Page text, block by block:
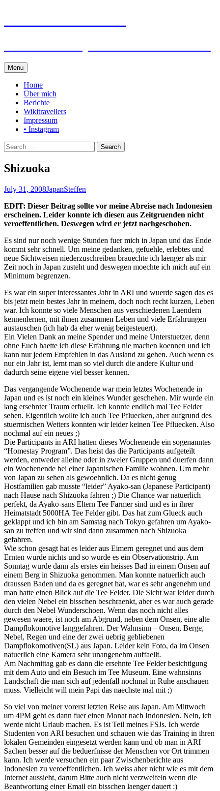
Menu Skip
to
content
Home
Über mich
Berichte
Wikitravellers
Impressum
• Instagram
Search
for:
Shizuoka
July 31, 2008JapanSteffen
EDIT: Dieser Beitrag sollte vor meine Abreise nach Indonesien
erscheinen. Leider konnte ich diesen aus Zeitgruenden nicht
veroeffentlichen. Deswegen wird er jetzt nachgeschoben.
Es sind nur noch wenige Stunden fuer mich in Japan und das Ende
kommt sehr schnell. Um meine gedanken, gefuehle, erlebtes und
neue Sichtweisen niederzuschreiben brauechte ich laenger als mir
Zeit noch in Japan zusteht und deswegen moechte ich mich auf ein
Minimum begrenzen.
Es war ein super interessantes Jahr in ARI und wuerde sagen das es
bis jetzt mein bestes Jahr in meinem, doch noch recht kurzen, Leben
war. Ich konnte so viele Menschen aus verschiedenen Laendern
kennenlernen, mit ihnen zusammen Leben und viele Erfahrungen
austauschen (ich hab da eher wenig beigesteuert).
Ein Vielen Dank an meine Spender und meine Unterstuetzer, denn
ohne Euch haette ich diese Erfahrung nie machen koennen und ich
kann nur jedem Empfehlen in das Ausland zu gehen. Auch wenn es
nur ein Jahr ist, lernt man so viel durch die andere Kultur und
dadurch seine eigene viel besser kennen.
Das vergangende Wochenende war mein letztes Wochenende in
Japan und es ist noch ein kleines Wunder geschehen. Mir wurde ein
lang ersehnter Traum erfuellt. Ich konnte endlich mal Tee Felder
sehen. Eigentlich wollte ich auch Tee Pfluecken, aber aufgrund des
stuermischen Wetters konnten wir leider keinen Tee Pfluecken. Also
nochmal auf ein neues ;)
Die Participants in ARI hatten dieses Wochenende ein sogenanntes
“Homestay Program”. Das heist das die Participants aufgeteilt
werden, entweder alleine oder in zweier Gruppen und duerfen dann
ein Wochenende bei einer Japanischen Familie wohnen. Um mehr
von Japan zu sehen als gewoehnlich. Da es nicht genug
Hostfamilien gab musste “leider” Ayako-san (Japanese Participant)
nach Hause nach Shizuoka fahren ;) Die Chance war natuerlich
perfekt, da Ayako-sans Eltern Tee Farmer sind und es in ihrer
Heimatstadt 5000HA Tee Felder gibt. Das hat zum Glueck auch
geklappt und ich bin am Samstag nach Tokyo gefahren um Ayako-
san zu treffen und wir sind dann zusammen nach Shizuoka
gefahren.
Wie schon gesagt hat es leider aus Eimern geregnet und aus dem
Ernten wurde nichts und so wurde es ein Observationstrip. Am
Sonntag wurde dann als erstes ein heisses Bad in einem Onsen auf
einem Berg in Shizuoka genommen. Man konnte natuerlich auch
draussen Baden und da es geregnet hat, war es sehr angenehm und
man hatte einen Blick auf die Tee Felder. Die Sicht war leider durch
den vielen Nebel ein bisschen beschraenkt, aber es war auch gerade
durch den Nebel Wunderschoen. Wenn das noch nicht alles
gewesen waere, ist noch am Abgrund, neben dem Onsen, eine alte
Dampflokomotive langgefahren. Der Wahnsinn – Onsen, Berge,
Nebel, Regen und eine der zwei uebrig gebliebenen
Dampflokomotiven(SL) aus Japan. Leider kein Foto, da im Onsen
natuerlich eine Kamera sehr unangenehm auffaellt.
Am Nachmittag gab es dann die ersehnte Tee Felder besichtigung
mit dem Auto und ein Besuch im Tee Museum. Eine wahnsinns
Landschaft die man sich auf jedenfall nochmal in Ruhe anschauen
muss. Vielleicht will mein Papi das naechste mal mit ;)
So viel von meiner vorerst letzten Reise aus Japan. Am Mittwoch
um 4PM geht es dann fuer einen Monat nach Indonesien. Nein, ich
werde nicht Urlaub machen. Es ist Teil meines FSJs. Ich werde
Studenten von ARI besuchen und schauen wie das Training in ihren
lokalen Gemeinden eingesetzt werden kann und ob man in ARI
Sachen besser auf die beduerfnisse der Menschen vor Ort trimmen
kann. Ich werde versuchen ein paar Zwischenberichte aus
Indonesien zu veroeffentlichen. Ich weiss aber nicht wie es mit dem
Internet aussieht, darum Bitte auch nicht verzweifeln wenn die
Beantwortung einer Email ein bisschen laenger dauert :)